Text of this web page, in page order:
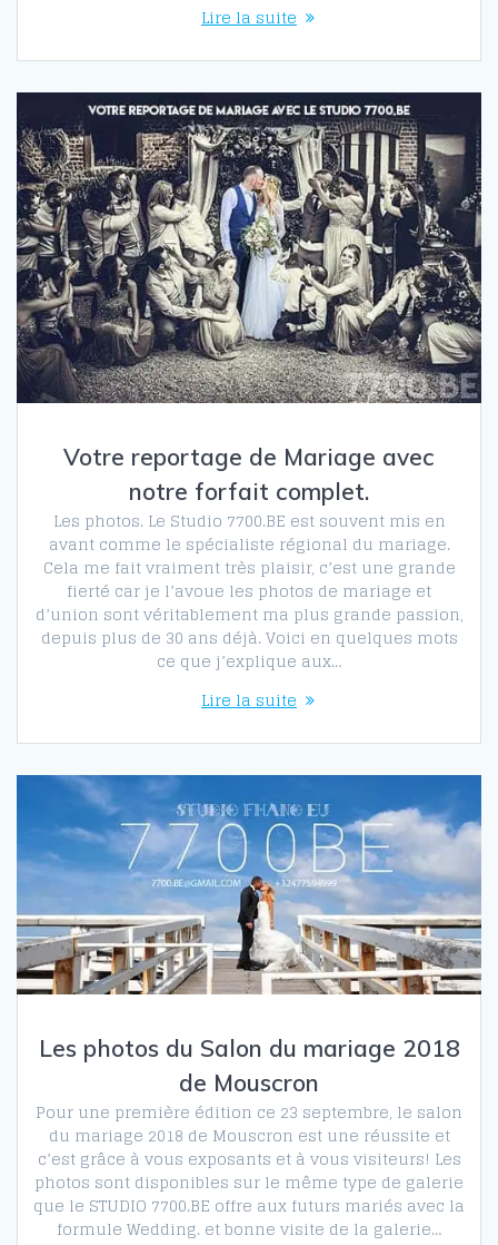
Lire la suite
Votre reportage de Mariage avec
notre forfait complet.
Les photos. Le Studio 7700.BE est souvent mis en
avant comme le spécialiste régional du mariage.
Cela me fait vraiment très plaisir, c’est une grande
fierté car je l’avoue les photos de mariage et
d’union sont véritablement ma plus grande passion,
depuis plus de 30 ans déjà. Voici en quelques mots
ce que j’explique aux…
Lire la suite
Les photos du Salon du mariage 2018
de Mouscron
Pour une première édition ce 23 septembre, le salon
du mariage 2018 de Mouscron est une réussite et
c’est grâce à vous exposants et à vous visiteurs! Les
photos sont disponibles sur le même type de galerie
que le STUDIO 7700.BE offre aux futurs mariés avec la
formule Wedding. et bonne visite de la galerie…